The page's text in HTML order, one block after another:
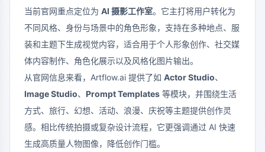
当前官网重点定位为 AI 摄影工作室。它主打将用户转化为
不同风格、身份与场景中的角色形象，支持在多种地点、服
装和主题下生成视觉内容，适合用于个人形象创作、社交媒
体内容制作、角色化展示以及风格化图片输出。
从官网信息来看，Artflow.ai 提供了如 Actor Studio、
Image Studio、 Prompt Templates 等模块，并围绕生活
方式、旅行、幻想、活动、浪漫、庆祝等主题提供创作灵
感。相比传统拍摄或复杂设计流程，它更强调通过 AI 快速
生成高质量人物图像，降低创作门槛。